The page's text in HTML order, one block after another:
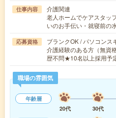
仕事内容
介護関連
老人ホームでケアスタッ
いのお手伝い・就寝前の
応募資格
ブランクOK / パソコンス
介護経験のある方（無資
歴不問★10名以上採用
職場の雰囲気
年齢層
20代
30代